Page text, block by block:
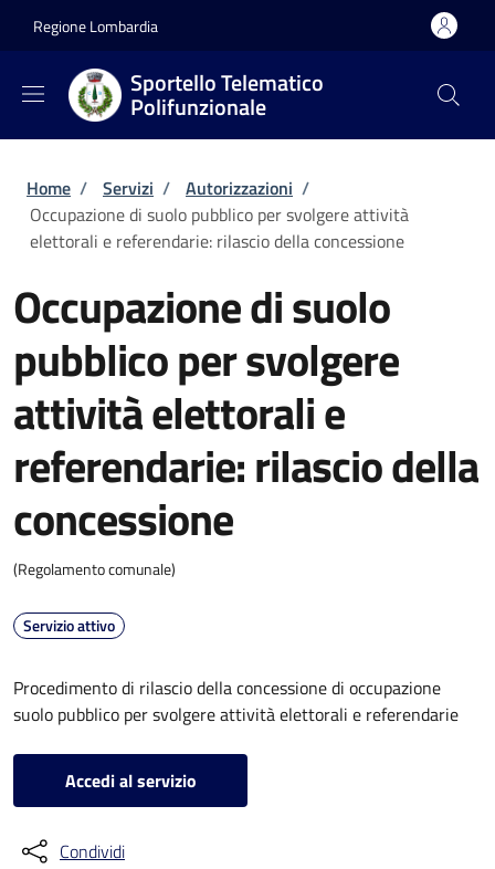
Regione Lombardia
Sportello Telematico
Polifunzionale
Briciole di pane
Home / Servizi / Autorizzazioni /
Occupazione di suolo pubblico per svolgere attività
elettorali e referendarie: rilascio della concessione
Occupazione di suolo
pubblico per svolgere
attività elettorali e
referendarie: rilascio della
concessione
(Regolamento comunale)
Servizio attivo
Procedimento di rilascio della concessione di occupazione
suolo pubblico per svolgere attività elettorali e referendarie
Accedi al servizio
Condividi